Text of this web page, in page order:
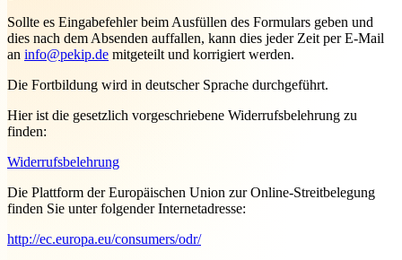
Sollte es Eingabefehler beim Ausfüllen des Formulars geben und
dies nach dem Absenden auffallen, kann dies jeder Zeit per E-Mail
an info@pekip.de mitgeteilt und korrigiert werden.
Die Fortbildung wird in deutscher Sprache durchgeführt.
Hier ist die gesetzlich vorgeschriebene Widerrufsbelehrung zu
finden:
Widerrufsbelehrung
Die Plattform der Europäischen Union zur Online-Streitbelegung
finden Sie unter folgender Internetadresse:
http://ec.europa.eu/consumers/odr/